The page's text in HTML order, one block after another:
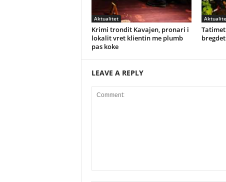
Aktualitet
Krimi trondit Kavajen, pronari i
lokalit vret klientin me plumb
pas koke
LEAVE A REPLY